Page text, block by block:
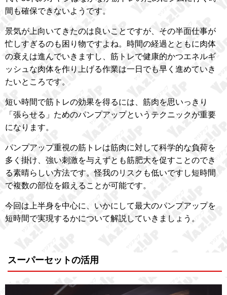
間も確保できないようです。
景気が上向いてきたのは良いことですが、その半面仕事が
忙しすぎるのも困り物ですよね。時間の経過とともに肉体
の衰えは進んでいきますし、筋トレで健康的かつエネルギ
ッシュな肉体を作り上げる作業は一日でも早く進めていき
たいところです。
短い時間で筋トレの効果を得るには、筋肉を思いっきり
「張らせる」ためのパンプアップというテクニックが重要
になります。
パンプアップ重視の筋トレは筋肉に対して科学的な負荷を
多く掛け、強い刺激を与えずとも筋肥大を促すことのでき
る素晴らしい方法です。怪我のリスクも低いですし短時間
で複数の部位を鍛えることが可能です。
今回は上半身を中心に、いかにして最大のパンプアップを
短時間で実現するかについて解説していきましょう。
スーパーセットの活用